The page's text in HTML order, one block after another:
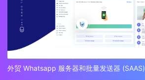
外贸 Whatsapp 服务器和批量发送器 (SAAS)